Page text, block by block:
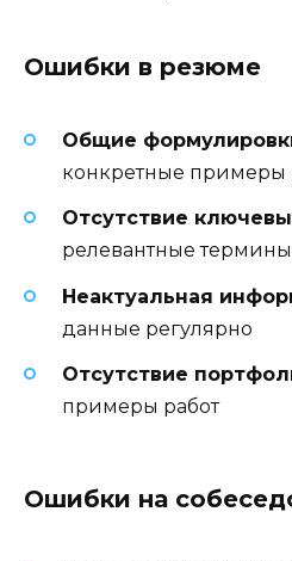
Ошибки в резюме
Общие
конкретные примеры
Отсутствие
релевантные термины
Неактуальная
данные регулярно
Отсутствие
примеры работ
Ошибки на